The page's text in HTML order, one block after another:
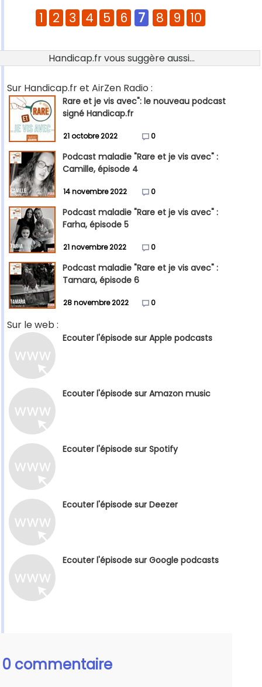
1 2 3 4 5 6 7 8 9 10
Handicap.fr vous suggère aussi...
Sur Handicap.fr et AirZen Radio :
Rare et je vis avec": le nouveau podcast
signé Handicap.fr
21 octobre 2022 0
Podcast maladie "Rare et je vis avec" :
Camille, épisode 4
14 novembre 2022 0
Podcast maladie "Rare et je vis avec" :
Farha, épisode 5
21 novembre 2022 0
Podcast maladie "Rare et je vis avec" :
Tamara, épisode 6
28 novembre 2022 0
Sur le web :
Ecouter l'épisode sur Apple podcasts
Ecouter l'épisode sur Amazon music
Ecouter l'épisode sur Spotify
Ecouter l'épisode sur Deezer
Ecouter l'épisode sur Google podcasts
0 commentaire